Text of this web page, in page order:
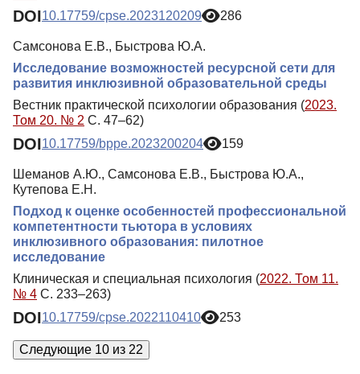
DOI10.17759/cpse.2023120209 286
Самсонова Е.В., Быстрова Ю.А.
Исследование возможностей ресурсной сети для
развития инклюзивной образовательной среды
Вестник практической психологии образования (2023.
Том 20. № 2 С. 47–62)
DOI10.17759/bppe.2023200204 159
Шеманов А.Ю., Самсонова Е.В., Быстрова Ю.А.,
Кутепова Е.Н.
Подход к оценке особенностей профессиональной
компетентности тьютора в условиях
инклюзивного образования: пилотное
исследование
Клиническая и специальная психология (2022. Том 11.
№ 4 С. 233–263)
DOI10.17759/cpse.2022110410 253
Следующие 10 из 22